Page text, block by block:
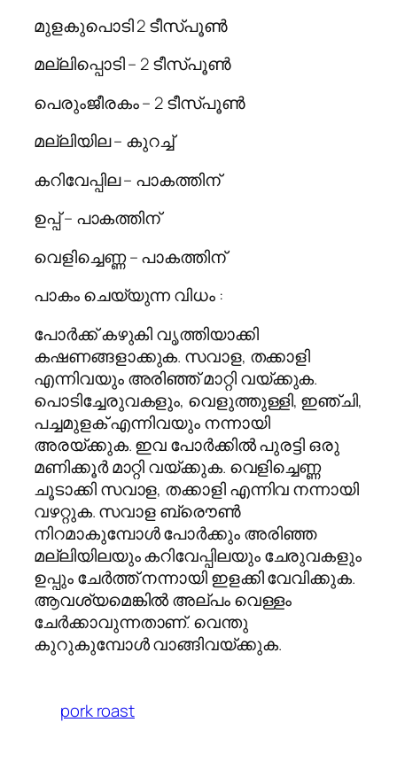
മുളകുപൊടി 2 ടീസ്പൂണ്‍
മല്ലിപ്പൊടി – 2 ടീസ്പൂണ്‍
പെരുംജീരകം – 2 ടീസ്പൂണ്‍
മല്ലിയില – കുറച്ച്
കറിവേപ്പില – പാകത്തിന്
ഉപ്പ് – പാകത്തിന്
വെളിച്ചെണ്ണ – പാകത്തിന്
പാകം ചെയ്യുന്ന വിധം :
പോര്‍ക്ക് കഴുകി വൃത്തിയാക്കി
കഷണങ്ങളാക്കുക. സവാള, തക്കാളി
എന്നിവയും അരിഞ്ഞ് മാറ്റി വയ്ക്കുക.
പൊടിച്ചേരുവകളും, വെളുത്തുള്ളി, ഇഞ്ചി,
പച്ചമുളക് എന്നിവയും നന്നായി
അരയ്ക്കുക. ഇവ പോര്‍ക്കില്‍ പുരട്ടി ഒരു
മണിക്കൂര്‍ മാറ്റി വയ്ക്കുക. വെളിച്ചെണ്ണ
ചൂടാക്കി സവാള, തക്കാളി എന്നിവ നന്നായി
വഴറ്റുക. സവാള ബ്രൌണ്‍
നിറമാകുമ്പോള്‍ പോര്‍ക്കും അരിഞ്ഞ
മല്ലിയിലയും കറിവേപ്പിലയും ചേരുവകളും
ഉപ്പും ചേര്‍ത്ത് നന്നായി ഇളക്കി വേവിക്കുക.
ആവശ്യമെങ്കില്‍ അല്പം വെള്ളം
ചേര്‍ക്കാവുന്നതാണ്. വെന്തു
കുറുകുമ്പോള്‍ വാങ്ങിവയ്ക്കുക.
pork roast